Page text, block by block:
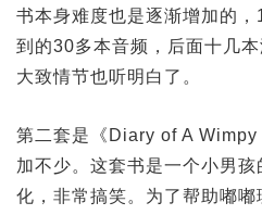
书本身难度也是逐渐增加的
到的30多本音频，后面十几
大致情节也听明白了。
第二套是《Diary of A
加不少。这套书是一个小男
化，非常搞笑。为了帮助嘟